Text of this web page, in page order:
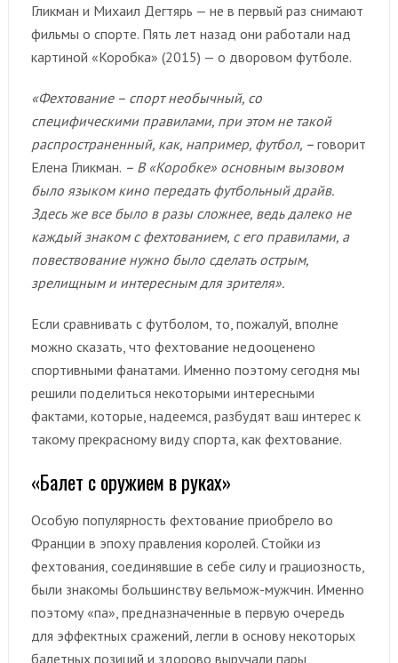
Гликман и Михаил Дегтярь — не в первый раз снимают
фильмы о спорте. Пять лет назад они работали над
картиной «Коробка» (2015) — о дворовом футболе.
«Фехтование – спорт необычный, со
специфическими правилами, при этом не такой
распространенный, как, например, футбол, – говорит
Елена Гликман. – В «Коробке» основным вызовом
было языком кино передать футбольный драйв.
Здесь же все было в разы сложнее, ведь далеко не
каждый знаком с фехтованием, с его правилами, а
повествование нужно было сделать острым,
зрелищным и интересным для зрителя».
Если сравнивать с футболом, то, пожалуй, вполне
можно сказать, что фехтование недооценено
спортивными фанатами. Именно поэтому сегодня мы
решили поделиться некоторыми интересными
фактами, которые, надеемся, разбудят ваш интерес к
такому прекрасному виду спорта, как фехтование.
«Балет с оружием в руках»
Особую популярность фехтование приобрело во
Франции в эпоху правления королей. Стойки из
фехтования, соединявшие в себе силу и грациозность,
были знакомы большинству вельмож-мужчин. Именно
поэтому «па», предназначенные в первую очередь
для эффектных сражений, легли в основу некоторых
балетных позиций и здорово выручали пары,